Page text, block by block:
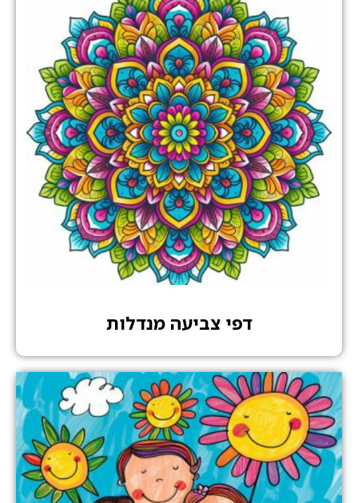
דפי צביעה מנדלות